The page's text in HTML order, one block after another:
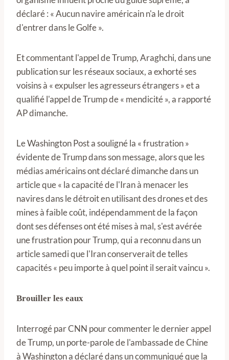
déclaré : « Aucun navire américain n'a le droit
d'entrer dans le Golfe ».
Et commentant l'appel de Trump, Araghchi, dans une
publication sur les réseaux sociaux, a exhorté ses
voisins à « expulser les agresseurs étrangers » et a
qualifié l'appel de Trump de « mendicité », a rapporté
AP dimanche.
Le Washington Post a souligné la « frustration »
évidente de Trump dans son message, alors que les
médias américains ont déclaré dimanche dans un
article que « la capacité de l'Iran à menacer les
navires dans le détroit en utilisant des drones et des
mines à faible coût, indépendamment de la façon
dont ses défenses ont été mises à mal, s'est avérée
une frustration pour Trump, qui a reconnu dans un
article samedi que l'Iran conserverait de telles
capacités « peu importe à quel point il serait vaincu ».
Brouiller les eaux
Interrogé par CNN pour commenter le dernier appel
de Trump, un porte-parole de l'ambassade de Chine
à Washington a déclaré dans un communiqué que la